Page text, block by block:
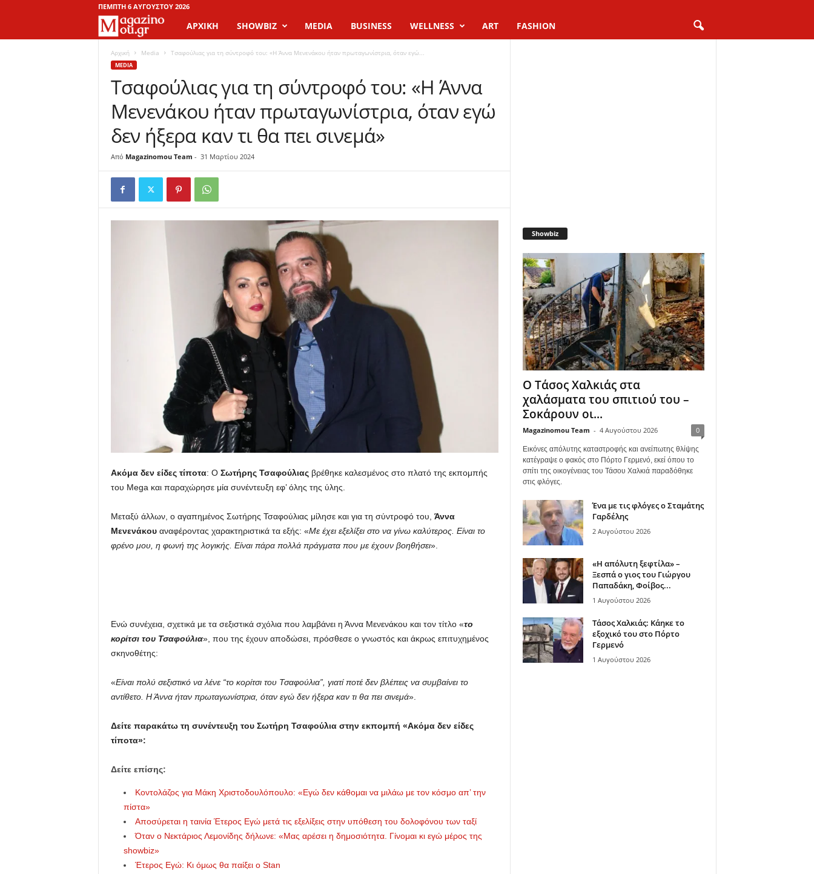
ΠΈΜΠΤΗ 6 ΑΥΓΟΎΣΤΟΥ 2026
a
g
z
i
n
ΑΡΧΙΚΉ SHOWBIZ MEDIA BUSINESS WELLNESS ART FASHION
Αρχική Media Τσαφούλιας για τη σύντροφό του: «Η Άννα Μενενάκου ήταν πρωταγωνίστρια, όταν εγώ...
MEDIA
Τσαφούλιας για τη σύντροφό του: «Η Άννα
Μενενάκου ήταν πρωταγωνίστρια, όταν εγώ
δεν ήξερα καν τι θα πει σινεμά»
Από Magazinomou Team - 31 Μαρτίου 2024
Ακόμα δεν είδες τίποτα: Ο Σωτήρης Τσαφούλιαςβρέθηκε καλεσμένος στο πλατό της εκπομπής
του Mega και παραχώρησε μία συνέντευξη εφ’ όλης της ύλης.
Μεταξύ άλλων, ο αγαπημένος Σωτήρης Τσαφούλιας μίλησε και για τη σύντροφό του, Άννα
Μενενάκουαναφέροντας χαρακτηριστικά τα εξής: «Με έχει εξελίξει στο να γίνω καλύτερος. Είναι το
φρένο μου, η φωνή της λογικής. Είναι πάρα πολλά πράγματα που με έχουν βοηθήσει».
Ενώ συνέχεια, σχετικά με τα σεξιστικά σχόλια που λαμβάνει η Άννα Μενενάκου και τον τίτλο «το
κορίτσι του Τσαφούλια», που της έχουν αποδώσει, πρόσθεσε ο γνωστός και άκρως επιτυχημένος
σκηνοθέτης:
«Είναι πολύ σεξιστικό να λένε “το κορίτσι του Τσαφούλια”, γιατί ποτέ δεν βλέπεις να συμβαίνει το
αντίθετο. Η Άννα ήταν πρωταγωνίστρια, όταν εγώ δεν ήξερα καν τι θα πει σινεμά».
Δείτε παρακάτω τη συνέντευξη του Σωτήρη Τσαφούλια στην εκπομπή «Ακόμα δεν είδες
τίποτα»:
Δείτε επίσης:
Κοντολάζος για Μάκη Χριστοδουλόπουλο: «Εγώ δεν κάθομαι να μιλάω με τον κόσμο απ’ την
πίστα»
Αποσύρεται η ταινία Έτερος Εγώ μετά τις εξελίξεις στην υπόθεση του δολοφόνου των ταξί
Όταν ο Νεκτάριος Λεμονίδης δήλωνε: «Μας αρέσει η δημοσιότητα. Γίνομαι κι εγώ μέρος της
showbiz»
Έτερος Εγώ: Κι όμως θα παίξει ο Stan
Showbiz
Ο Τάσος Χαλκιάς στα
χαλάσματα του σπιτιού του –
Σοκάρουν οι...
Magazinomou Team - 4 Αυγούστου 2026 0
Εικόνες απόλυτης καταστροφής και ανείπωτης θλίψης
κατέγραψε ο φακός στο Πόρτο Γερμενό, εκεί όπου το
σπίτι της οικογένειας του Τάσου Χαλκιά παραδόθηκε
στις φλόγες.
Ένα με τις φλόγες ο Σταμάτης
Γαρδέλης
2 Αυγούστου 2026
«Η απόλυτη ξεφτίλα» –
Ξεσπά ο γιος του Γιώργου
Παπαδάκη, Φοίβος...
1 Αυγούστου 2026
Τάσος Χαλκιάς: Κάηκε το
εξοχικό του στο Πόρτο
Γερμενό
1 Αυγούστου 2026